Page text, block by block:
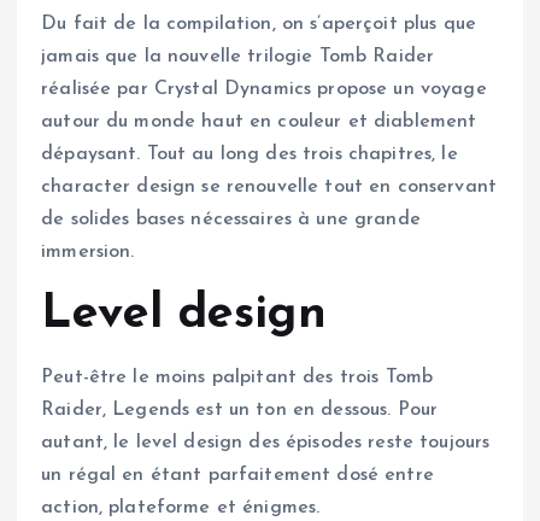
Du fait de la compilation, on s’aperçoit plus que
jamais que la nouvelle trilogie Tomb Raider
réalisée par Crystal Dynamics propose un voyage
autour du monde haut en couleur et diablement
dépaysant. Tout au long des trois chapitres, le
character design se renouvelle tout en conservant
de solides bases nécessaires à une grande
immersion.
Level design
Peut-être le moins palpitant des trois Tomb
Raider, Legends est un ton en dessous. Pour
autant, le level design des épisodes reste toujours
un régal en étant parfaitement dosé entre
action, plateforme et énigmes.